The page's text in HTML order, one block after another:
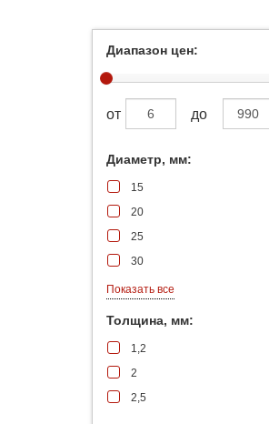
Диапазон цен:
от до
Диаметр, мм:
15
20
25
30
40
Показать все
Толщина, мм:
1,2
2
2,5